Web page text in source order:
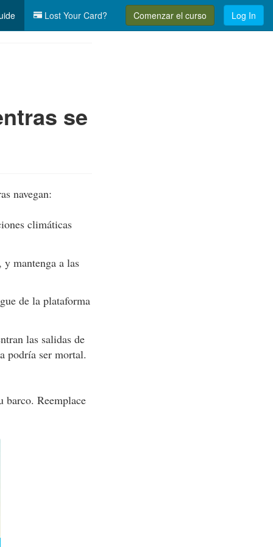
Lost Your Card? Comenzar el curso Log In
se
navegan:
climáticas
y mantenga a las
de la plataforma
las salidas de
podría ser mortal.
barco. Reemplace